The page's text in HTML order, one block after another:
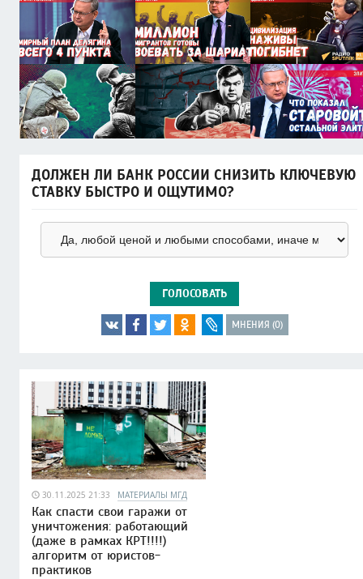
ДОЛЖЕН ЛИ БАНК РОССИИ СНИЗИТЬ КЛЮЧЕВУЮ
СТАВКУ БЫСТРО И ОЩУТИМО?
ГОЛОСОВАТЬ
МНЕНИЯ (0)
30.11.2025 21:33 МАТЕРИАЛЫ МГД
Как спасти свои гаражи от
уничтожения: работающий
(даже в рамках КРТ!!!!)
алгоритм от юристов-
практиков